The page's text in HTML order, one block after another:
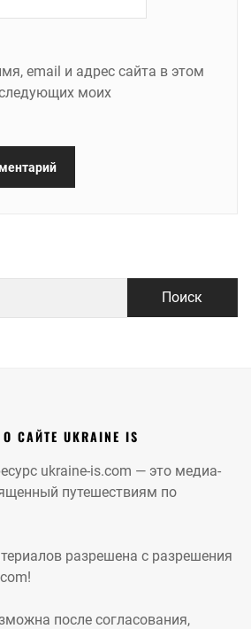
email и адрес сайта в этом
моих
О САЙТЕ UKRAINE IS
ukraine-is.com — это медиа-
путешествиям по
разрешена с разрешения
после согласования,